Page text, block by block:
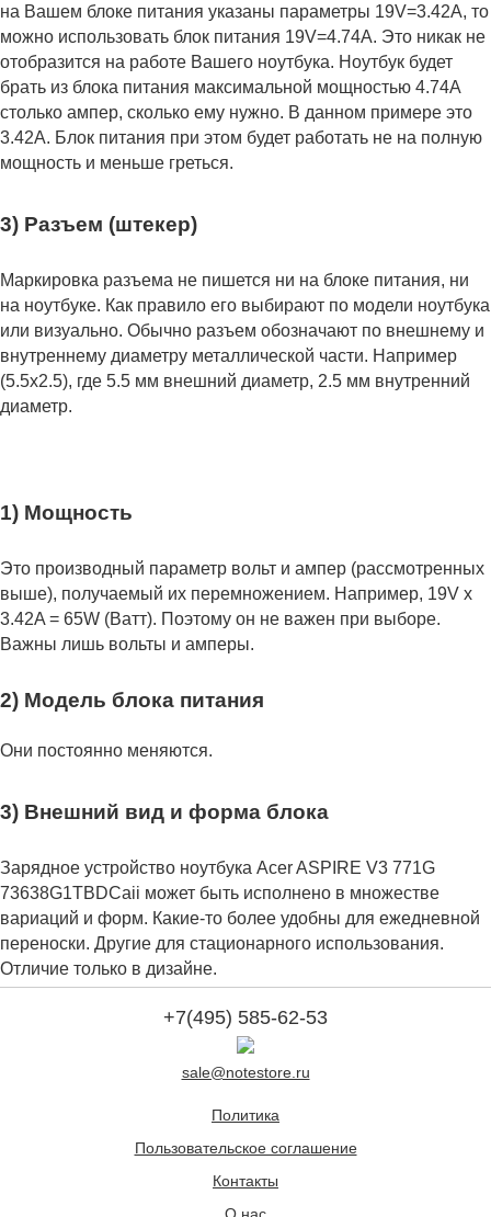
на Вашем блоке питания указаны параметры 19V=3.42A, то
можно использовать блок питания 19V=4.74A. Это никак не
отобразится на работе Вашего ноутбука. Ноутбук будет
брать из блока питания максимальной мощностью 4.74А
столько ампер, сколько ему нужно. В данном примере это
3.42А. Блок питания при этом будет работать не на полную
мощность и меньше греться.
3) Разъем (штекер)
Маркировка разъема не пишется ни на блоке питания, ни
на ноутбуке. Как правило его выбирают по модели ноутбука
или визуально. Обычно разъем обозначают по внешнему и
внутреннему диаметру металлической части. Например
(5.5x2.5), где 5.5 мм внешний диаметр, 2.5 мм внутренний
диаметр.
1) Мощность
Это производный параметр вольт и ампер (рассмотренных
выше), получаемый их перемножением. Например, 19V x
3.42A = 65W (Ватт). Поэтому он не важен при выборе.
Важны лишь вольты и амперы.
2) Модель блока питания
Они постоянно меняются.
3) Внешний вид и форма блока
Зарядное устройство ноутбука Acer ASPIRE V3 771G
73638G1TBDCaii может быть исполнено в множестве
вариаций и форм. Какие-то более удобны для ежедневной
переноски. Другие для стационарного использования.
Отличие только в дизайне.
+7(495) 585-62-53
sale@notestore.ru
Политика
Пользовательское соглашение
Контакты